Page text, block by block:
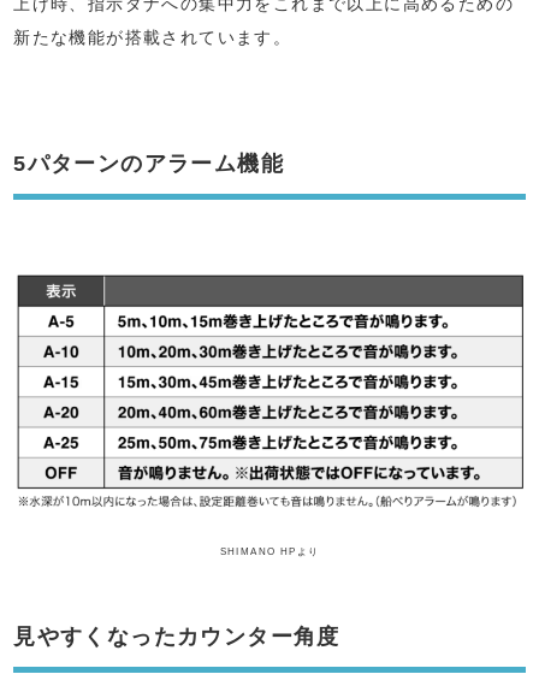
新たな機能が搭載されています。
5パターンのアラーム機能
SHIMANO HPより
見やすくなったカウンター角度